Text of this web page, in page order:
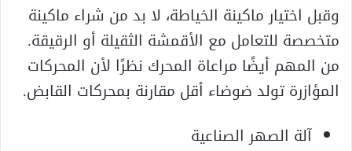
وقبل اختيار ماكينة الخياطة، لا بد من شراء ماكينة
متخصصة للتعامل مع الأقمشة الثقيلة أو الرقيقة.
من المهم أيضًا مراعاة المحرك نظرًا لأن المحركات
المؤازرة تولد ضوضاء أقل مقارنة بمحركات القابض.
آلة الصهر الصناعية